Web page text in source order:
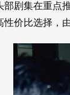
部剧集在重点
性价比选择，